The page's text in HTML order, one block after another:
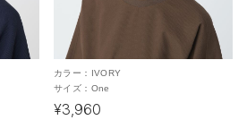
カラー： IVORY
サイズ： One
¥3,960